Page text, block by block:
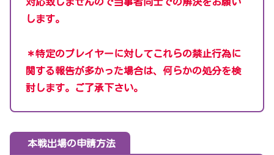
します。
＊特定のプレイヤーに対してこれらの禁止行為に
関する報告が多かった場合は、何らかの処分を検
討します。ご了承下さい。
本戦出場の申請方法